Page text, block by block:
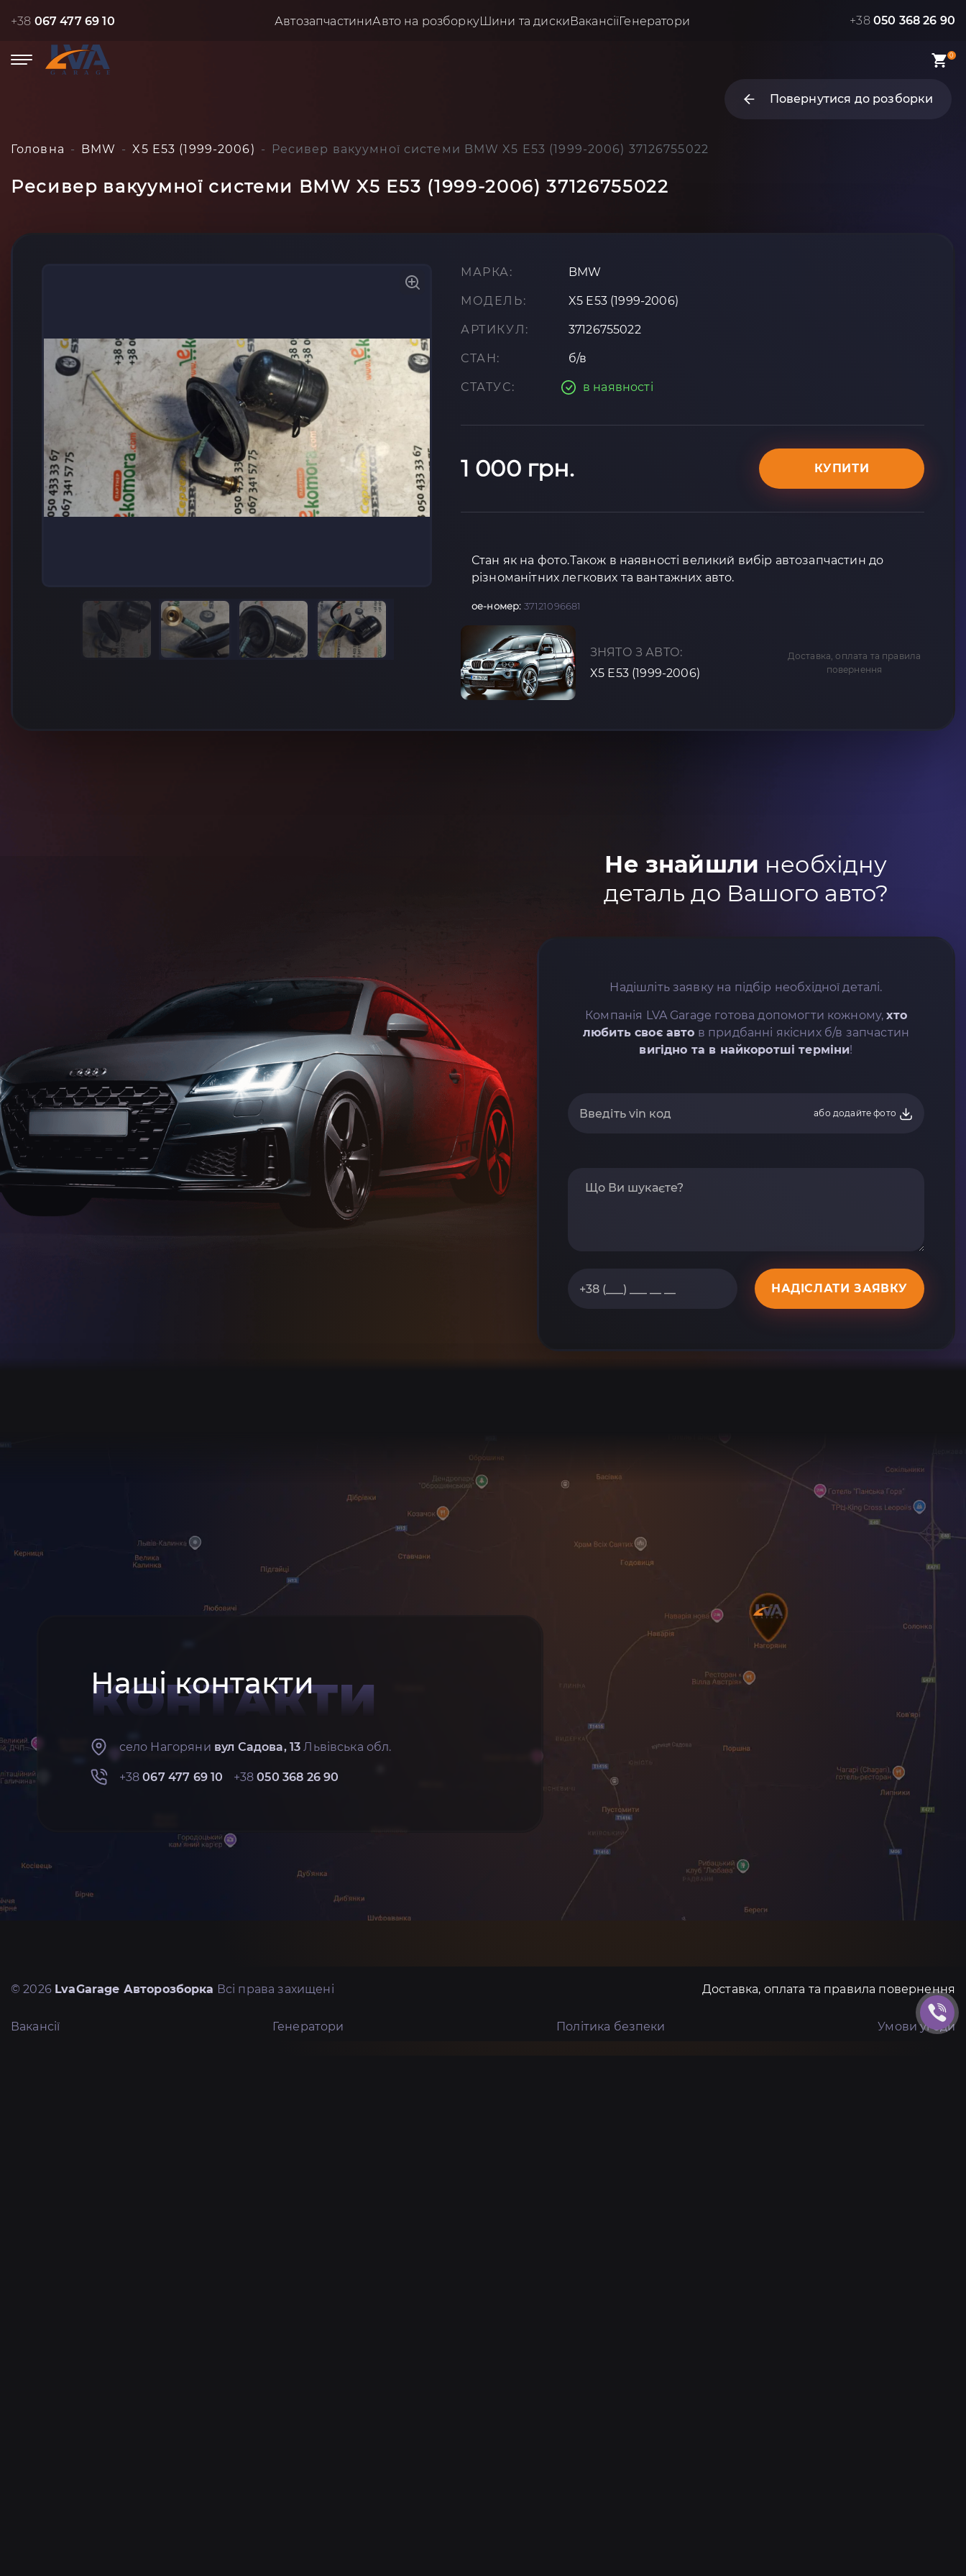
+38 067 477 69 10 АвтозапчастиниАвто на розборкуШини та дискиВакансіїГенератори +38 050 368 26 90
0
Повернутися до розборки
Головна BMW X5 E53 (1999-2006) Ресивер вакуумної системи BMW X5 E53 (1999-2006) 37126755022
Ресивер вакуумної системи BMW X5 E53 (1999-2006) 37126755022
МАРКА: BMW
МОДЕЛЬ: X5 E53 (1999-2006)
АРТИКУЛ: 37126755022
СТАН: б/в
СТАТУС: в наявності
1 000 грн. КУПИТИ
Стан як на фото.Також в наявності великий вибір автозапчастин до
різноманітних легкових та вантажних авто.
oe-номер: 37121096681
ЗНЯТО З АВТО:
X5 E53 (1999-2006)
Доставка, оплата та правила
повернення
Не знайшли необхідну
деталь до Вашого авто?
Надішліть заявку на підбір необхідної деталі.
Компанія LVA Garage готова допомогти кожному,хто
любить своє авто в придбанні якісних б/в запчастин
вигідно та в найкоротші терміни!
або додайте фото
НАДІСЛАТИ ЗАЯВКУ
Наші контакти
КОНТАКТИ
село Нагоряни вул Садова, 13 Львівська обл.
+38067 477 69 10 +38050 368 26 90
© 2026 LvaGarage Авторозборка Всі права захищені Доставка, оплата та правила повернення
Вакансії Генератори Політика безпеки Умови угоди